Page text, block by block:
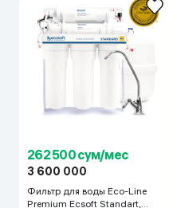
262 500 сум/мес
3 600 000
Фильтр для воды Eco-Line
Premium Ecsoft Standart,